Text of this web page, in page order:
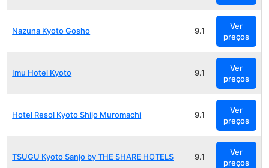
Nazuna Kyoto Gosho 9.1
Ver
preços
Imu Hotel Kyoto 9.1
Ver
preços
Hotel Resol Kyoto Shijo Muromachi 9.1
Ver
preços
TSUGU Kyoto Sanjo by THE SHARE HOTELS 9.1
Ver
preços